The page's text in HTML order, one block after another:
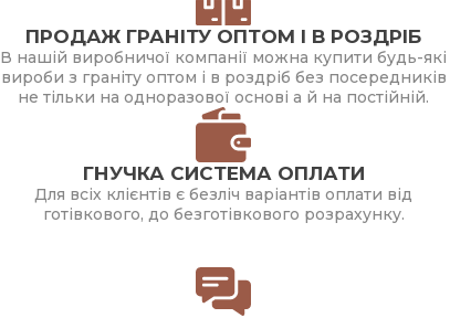
ПРОДАЖ ГРАНІТУ ОПТОМ І В РОЗДРІБ
В нашій виробничої компанії можна купити будь-які
вироби з граніту оптом і в роздріб без посередників
не тільки на одноразової основі а й на постійній.
ГНУЧКА СИСТЕМА ОПЛАТИ
Для всіх клієнтів є безліч варіантів оплати від
готівкового, до безготівкового розрахунку.